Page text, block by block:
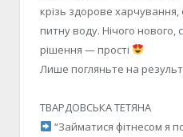
крізь здорове харчування,
питну воду. Нічого нового,
рішення — прості
Лише погляньте на
ТВАРДОВСЬКА ТЕТЯНА
“Займатися фітнесом я